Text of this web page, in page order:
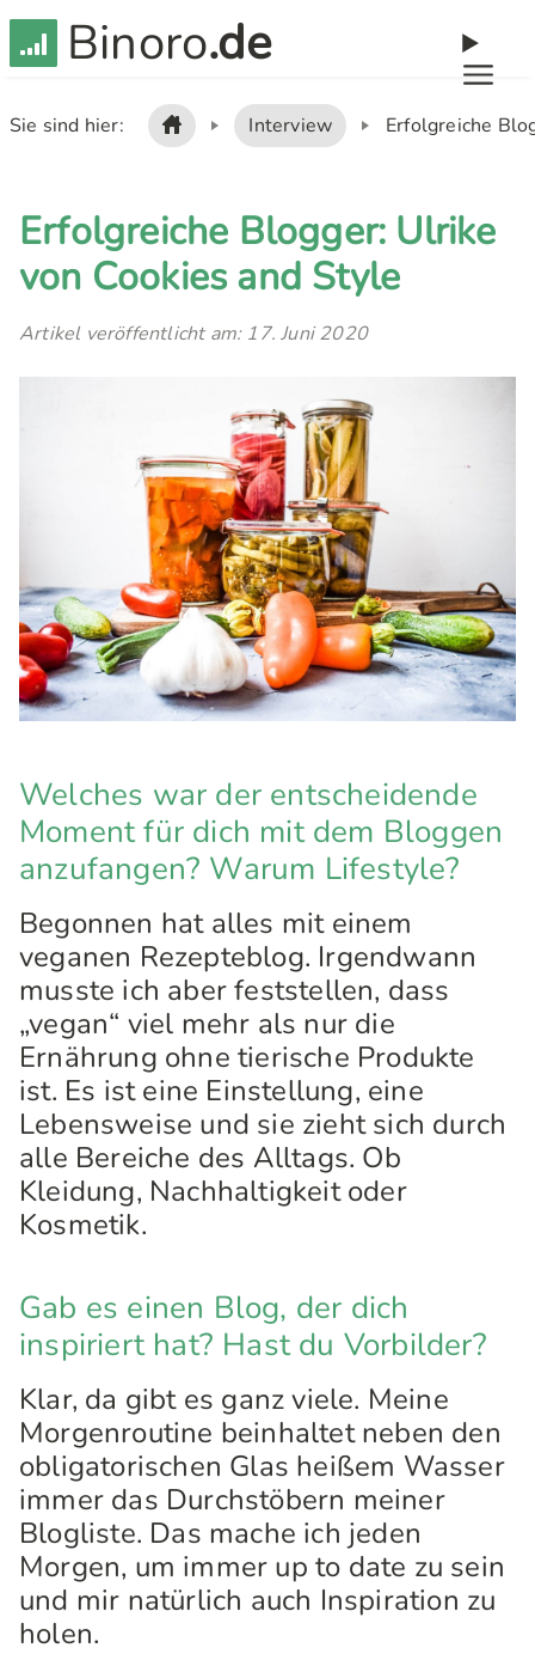
Binoro.de
Sie sind hier: Interview Erfolgreiche
Erfolgreiche Blogger: Ulrike
von Cookies and Style
Artikel veröffentlicht am: 17. Juni 2020
Welches war der entscheidende
Moment für dich mit dem Bloggen
anzufangen? Warum Lifestyle?
Begonnen hat alles mit einem
veganen Rezepteblog. Irgendwann
musste ich aber feststellen, dass
„vegan“ viel mehr als nur die
Ernährung ohne tierische Produkte
ist. Es ist eine Einstellung, eine
Lebensweise und sie zieht sich durch
alle Bereiche des Alltags. Ob
Kleidung, Nachhaltigkeit oder
Kosmetik.
Gab es einen Blog, der dich
inspiriert hat? Hast du Vorbilder?
Klar, da gibt es ganz viele. Meine
Morgenroutine beinhaltet neben den
obligatorischen Glas heißem Wasser
immer das Durchstöbern meiner
Blogliste. Das mache ich jeden
Morgen, um immer up to date zu sein
und mir natürlich auch Inspiration zu
holen.